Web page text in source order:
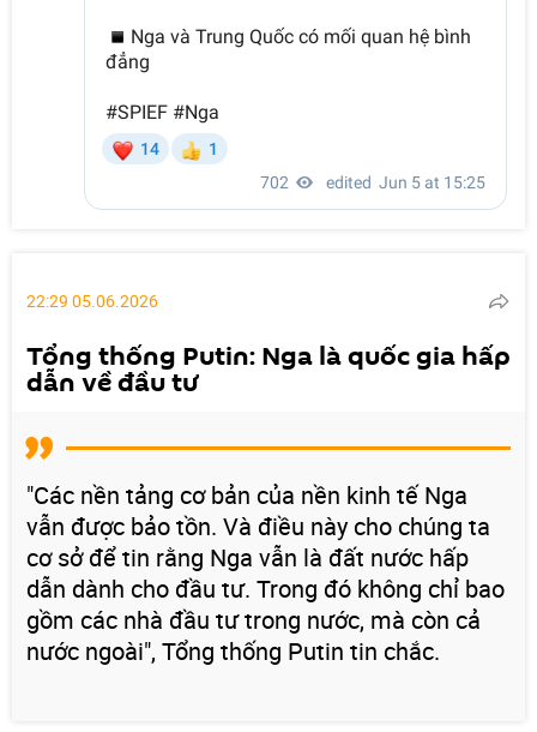
22:29 05.06.2026
Tổng thống Putin: Nga là quốc gia hấp
dẫn về đầu tư
"Các nền tảng cơ bản của nền kinh tế Nga
vẫn được bảo tồn. Và điều này cho chúng ta
cơ sở để tin rằng Nga vẫn là đất nước hấp
dẫn dành cho đầu tư. Trong đó không chỉ bao
gồm các nhà đầu tư trong nước, mà còn cả
nước ngoài", Tổng thống Putin tin chắc.